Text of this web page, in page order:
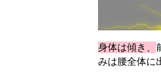
身体は傾き、
みは腰全体に